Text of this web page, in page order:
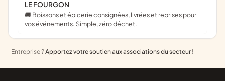
LE FOURGON
🚚 Boissons et épicerie consignées, livrées et reprises pour
vos événements. Simple, zéro déchet.
Entreprise ?Apportez votre soutien aux associations du secteur !